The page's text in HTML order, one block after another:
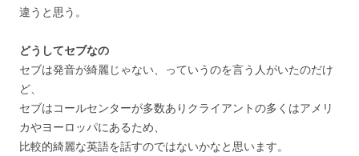
違うと思う。
どうしてセブなの
セブは発音が綺麗じゃない、っていうのを言う人がいたのだけ
ど、
セブはコールセンターが多数ありクライアントの多くはアメリ
カやヨーロッパにあるため、
比較的綺麗な英語を話すのではないかなと思います。